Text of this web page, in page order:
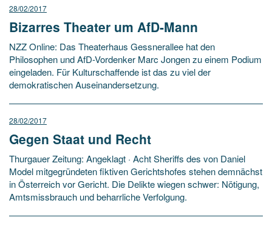
28/02/2017
Bizarres Theater um AfD-Mann
NZZ Online: Das Theaterhaus Gessnerallee hat den
Philosophen und AfD-Vordenker Marc Jongen zu einem Podium
eingeladen. Für Kulturschaffende ist das zu viel der
demokratischen Auseinandersetzung.
28/02/2017
Gegen Staat und Recht
Thurgauer Zeitung: Angeklagt · Acht Sheriffs des von Daniel
Model mitgegründeten fiktiven Gerichtshofes stehen demnächst
in Österreich vor Gericht. Die Delikte wiegen schwer: Nötigung,
Amtsmissbrauch und beharrliche Verfolgung.